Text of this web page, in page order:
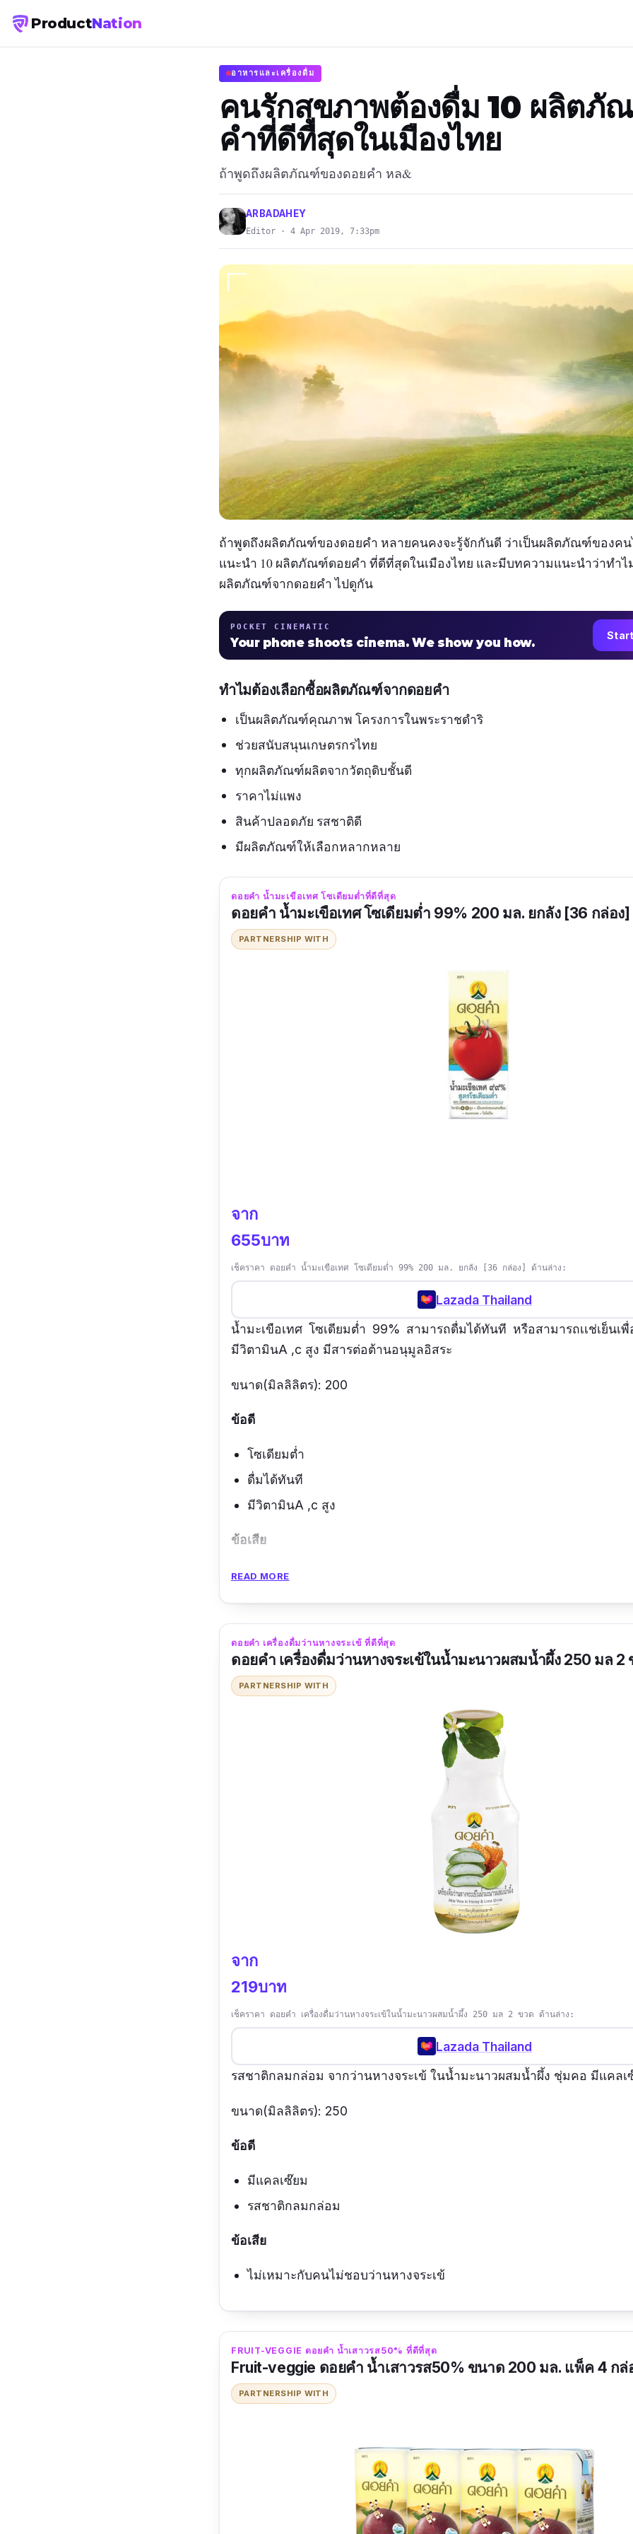
ProductNation
อาหารและเครื่องดื่ม
คนรักสุขภาพต้องดื่ม 10 ผลิตภั
คำที่ดีที่สุดในเมืองไทย
ถ้าพูดถึงผลิตภัณฑ์ของดอยคำ หล&
ARBADAHEY
Editor · 4 Apr 2019, 7:33pm
ถ้าพูดถึงผลิตภัณฑ์ของดอยคำ หลายคนคงจะรู้จักกันดี ว่าเป็นผลิตภัณฑ์ของคน
แนะนำ 10 ผลิตภัณฑ์ดอยคำ ที่ดีที่สุดในเมืองไทย และมีบทความแนะนำว่าทำไ
ผลิตภัณฑ์จากดอยคำ ไปดูกัน
POCKET CINEMATIC
Your phone shoots cinema. We show you how.
ทำไมต้องเลือกซื้อผลิตภัณฑ์จากดอยคำ
เป็นผลิตภัณฑ์คุณภาพ โครงการในพระราชดำริ
ช่วยสนับสนุนเกษตรกรไทย
ทุกผลิตภัณฑ์ผลิตจากวัตถุดิบชั้นดี
ราคาไม่แพง
สินค้าปลอดภัย รสชาติดี
มีผลิตภัณฑ์ให้เลือกหลากหลาย
ดอยคำ น้ำมะเขือเทศ โซเดียมต่ำที่ดีที่สุด
ดอยคำ น้ำมะเขือเทศ โซเดียมต่ำ 99% 200 มล. ยกลัง [36 กล่อง]
PARTNERSHIP WITH
จาก
655บาท
เช็คราคา ดอยคำ น้ำมะเขือเทศ โซเดียมต่ำ 99% 200 มล. ยกลัง [36 กล่อง] ด้านล่าง:
Lazada Thailand
น้ำมะเขือเทศ โซเดียมต่ำ 99% สามารถดื่มได้ทันที หรือสามารถเเช่เย็นเ
มีวิตามินA ,c สูง มีสารต่อต้านอนุมูลอิสระ
ขนาด(มิลลิลิตร): 200
ข้อดี
โซเดียมต่ำ
ดื่มได้ทันที
มีวิตามินA ,c สูง
ข้อเสีย
ไม่เหมาะกับคนแพ้ คอลลาเจนจากปลาทะเล
READ MORE
ดอยคำ เครื่องดื่มว่านหางจระเข้ ที่ดีที่สุด
ดอยคำ เครื่องดื่มว่านหางจระเข้ในน้ำมะนาวผสมน้ำผึ้ง 250 มล 2
PARTNERSHIP WITH
จาก
219บาท
เช็คราคา ดอยคำ เครื่องดื่มว่านหางจระเข้ในน้ำมะนาวผสมน้ำผึ้ง 250 มล 2 ขวด ด้านล่าง:
Lazada Thailand
รสชาติกลมกล่อม จากว่านหางจระเข้ ในน้ำมะนาวผสมน้ำผึ้ง ชุ่มคอ มีแคล
ขนาด(มิลลิลิตร): 250
ข้อดี
มีแคลเซ๊ยม
รสชาติกลมกล่อม
ข้อเสีย
ไม่เหมาะกับคนไม่ชอบว่านหางจระเข้
FRUIT-VEGGIE ดอยคำ น้ำเสาวรส50% ที่ดีที่สุด
Fruit-veggie ดอยคำ น้ำเสาวรส50% ขนาด 200 มล. แพ็ค 4 กล่
PARTNERSHIP WITH